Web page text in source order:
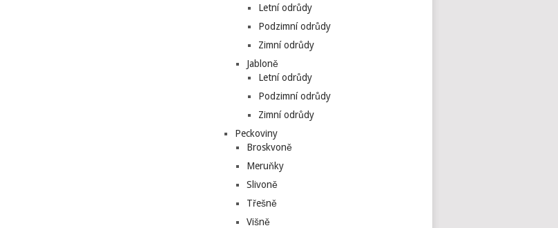
Letní odrůdy
Podzimní odrůdy
Zimní odrůdy
Jabloně
Letní odrůdy
Podzimní odrůdy
Zimní odrůdy
Peckoviny
Broskvoně
Meruňky
Slivoně
Třešně
Višně